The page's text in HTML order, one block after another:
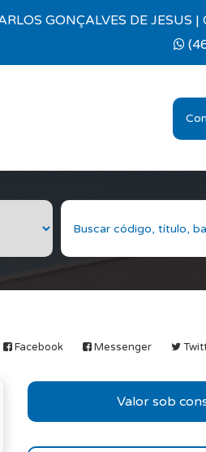
GONÇALVES DE JESUS
Facebook Messenger
Valor sob